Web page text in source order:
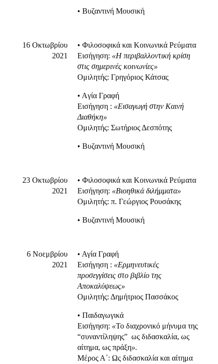
• Βυζαντινή Μουσική
16 Οκτωβρίου
2021
• Φιλοσοφικά και Κοινωνικά Ρεύματα
Εισήγηση: «Η περιβαλλοντική κρίση
στις σημερινές κοινωνίες»
Ομιλητής: Γρηγόριος Κάτσας
• Aγία Γραφή
Eισήγηση : «Εισαγωγή στην Καινή
Διαθήκη»
Ομιλητής: Σωτήριος Δεσπότης
• Βυζαντινή Μουσική
23 Οκτωβρίου
2021
• Φιλοσοφικά και Κοινωνικά Ρεύματα
Εισήγηση: «Βιοηθικά διλήμματα»
Ομιλητής: π. Γεώργιος Ρουσάκης
• Βυζαντινή Μουσική
6 Νοεμβρίου
2021
• Αγία Γραφή
Eισήγηση : «Ερμηνευτικές
προσεγγίσεις στο βιβλίο της
Αποκαλύψεως»
Ομιλητής: Δημήτριος Πασσάκος
• Παιδαγωγικά
Εισήγηση: «Το διαχρονικό μήνυμα της
“συναντίληψης” ως διδασκαλία, ως
αίτημα, ως πράξη».
Μέρος Α΄: Ως διδασκαλία και αίτημα